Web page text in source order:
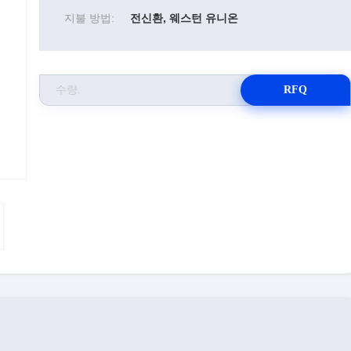
지불 방법: 전신환, 웨스턴 유니온
RFQ